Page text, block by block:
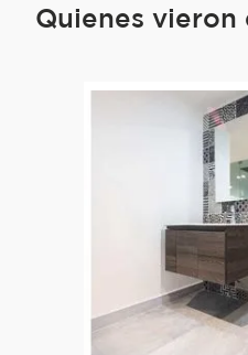
Quienes